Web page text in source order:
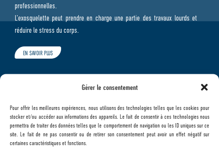
Gérer le consentement
Pour offrir les meilleures expériences, nous utilisons des technologies telles que les cookies pour
stocker et/ou accéder aux informations des appareils. Le fait de consentir à ces technologies nous
permettra de traiter des données telles que le comportement de navigation ou les ID uniques sur ce
site. Le fait de ne pas consentir ou de retirer son consentement peut avoir un effet négatif sur
certaines caractéristiques et fonctions.
professionnelles.
L’exosquelette peut prendre en charge une partie des travaux lourds et
réduire le stress du corps.
EN SAVOIR PLUS
UN EXOSQUELETTE EST-IL ADAPTÉ À VOTRE
STRUCTURE ?
Rassurez-vous, tous les exosquelettes de posture et de manutention de
notre gamme, ont été choisis pour leur facilité d'installation et simplicité